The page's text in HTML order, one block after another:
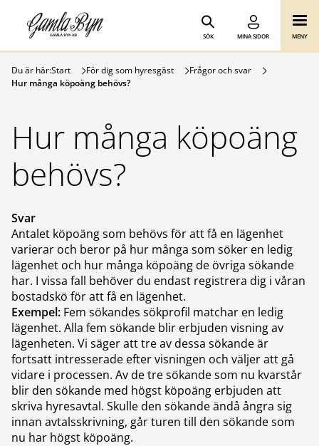
Hoppa till innehåll
Gamla Byn AB
SÖK MINA SIDOR MENY
Du är här:Start För dig som hyresgäst
Frågor och svar
Hur många köpoäng behövs?
Hur många köpoäng
behövs?
Svar
Antalet köpoäng som behövs för att få en lägenhet
varierar och beror på hur många som söker en ledig
lägenhet och hur många köpoäng de övriga sökande
har. I vissa fall behöver du endast registrera dig i våran
bostadskö för att få en lägenhet.
Exempel: Fem sökandes sökprofil matchar en ledig
lägenhet. Alla fem sökande blir erbjuden visning av
lägenheten. Vi säger att tre av dessa sökande är
fortsatt intresserade efter visningen och väljer att gå
vidare i processen. Av de tre sökande som nu kvarstår
blir den sökande med högst köpoäng erbjuden att
skriva hyresavtal. Skulle den sökande ändå ångra sig
innan avtalsskrivning, går turen till den sökande som
nu har högst köpoäng.